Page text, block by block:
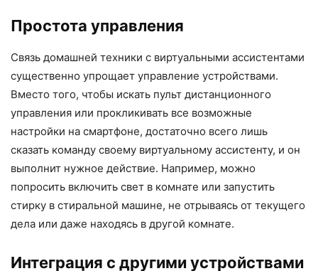
Простота управления
Связь домашней техники с виртуальными ассистентами
существенно упрощает управление устройствами.
Вместо того, чтобы искать пульт дистанционного
управления или прокликивать все возможные
настройки на смартфоне, достаточно всего лишь
сказать команду своему виртуальному ассистенту, и он
выполнит нужное действие. Например, можно
попросить включить свет в комнате или запустить
стирку в стиральной машине, не отрываясь от текущего
дела или даже находясь в другой комнате.
Интеграция с другими устройствами